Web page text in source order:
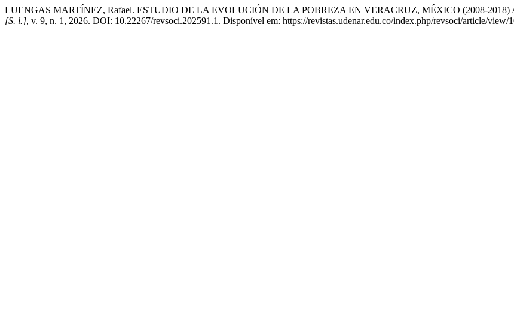
LUENGAS MARTÍNEZ, Rafael. ESTUDIO DE LA EVOLUCIÓN DE LA POBREZA EN VERACRUZ, MÉXICO (2008-
[S. l.], v. 9, n. 1, 2026. DOI: 10.22267/revsoci.202591.1. Disponível em: https://revistas.udenar.edu.co/index.php/revsoci/article/view/